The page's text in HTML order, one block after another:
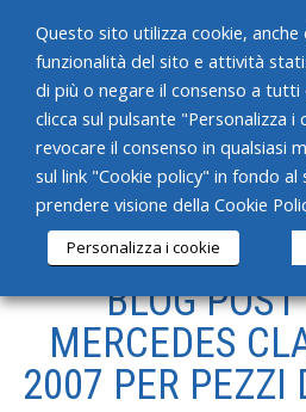
HOME
CHI SIAMO
SERVIZI
PRODOTTI
NEWS
BLOG
MERCEDES
2007 PER PEZZI
Questo sito utilizza cookie,
funzionalità del sito e attività
di più o negare il consenso a tutti
clicca sul pulsante "Personalizza i
revocare il consenso in qualsiasi
sul link "Cookie policy" in fondo al
prendere visione della Cookie
Personalizza i cookie